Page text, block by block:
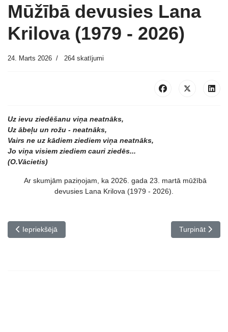
Mūžībā devusies Lana
Krilova (1979 - 2026)
24. Marts 2026 264 skatījumi
Uz ievu ziedēšanu viņa neatnāks,
Uz ābeļu un rožu - neatnāks,
Vairs ne uz kādiem ziediem viņa neatnāks,
Jo viņa visiem ziediem cauri ziedēs...
(O.Vācietis)
Ar skumjām paziņojam, ka 2026. gada 23. martā mūžībā
devusies Lana Krilova (1979 - 2026).
Iepriekšējais raksts: Konkurss PAVASARA STĪGAS
Iepriekšējā Nākamais
Turpināt